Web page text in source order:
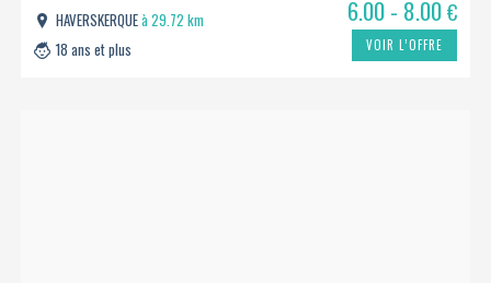
HAVERSKERQUEà 29.72 km
18 ans et plus
6.00 - 8.00€
VOIR L’OFFRE